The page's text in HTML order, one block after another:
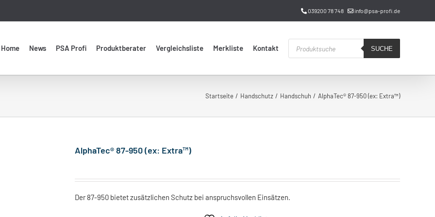
039200 78 748 info@psa-profi.de
Home News PSA Profi Produktberater Vergleichsliste Merkliste Kontakt
Products
search
SUCHE
Startseite Handschutz Handschuh AlphaTec® 87-950 (ex: Extra™)
AlphaTec® 87-950 (ex: Extra™)
Der 87-950 bietet zusätzlichen Schutz bei anspruchsvollen Einsätzen.